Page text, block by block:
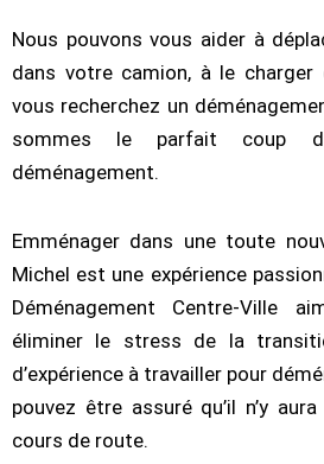
Nous pouvons vous aider à
dans votre camion, à le charger
vous recherchez un
sommes le parfait coup
déménagement.
Emménager dans une toute
Michel est une expérience
Déménagement Centre-Ville
éliminer le stress de la
d’expérience à travailler pour
pouvez être assuré qu’il n’y
cours de route.